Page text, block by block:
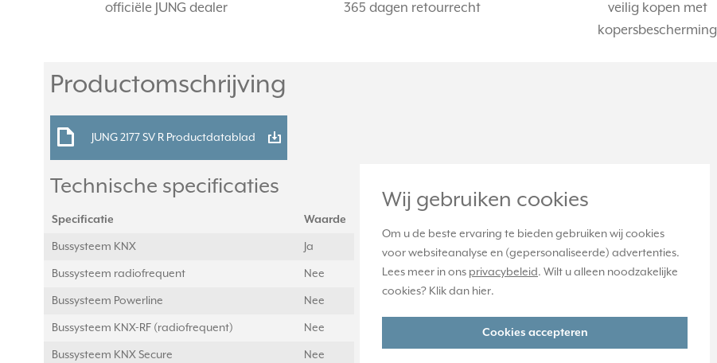
Wij gebruiken cookies
Om u de beste ervaring te bieden gebruiken wij cookies
voor websiteanalyse en (gepersonaliseerde) advertenties.
Lees meer in ons privacybeleid. Wilt u alleen noodzakelijke
cookies? Klik dan hier.
Cookies accepteren
officiële JUNG dealer 365 dagen retourrecht
veilig kopen met
kopersbescherming
Productomschrijving
JUNG 2177 SV R Productdatablad
Technische specificaties
Specificatie Waarde
Bussysteem KNX Ja
Bussysteem radiofrequent Nee
Bussysteem Powerline Nee
Bussysteem KNX-RF (radiofrequent) Nee
Bussysteem KNX Secure Nee